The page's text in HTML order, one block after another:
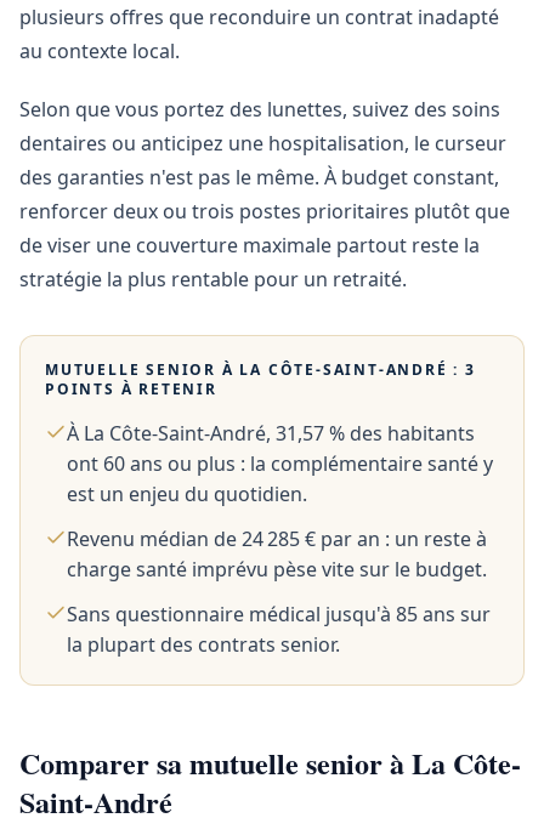
plusieurs offres que reconduire un contrat inadapté
au contexte local.
Selon que vous portez des lunettes, suivez des soins
dentaires ou anticipez une hospitalisation, le curseur
des garanties n'est pas le même. À budget constant,
renforcer deux ou trois postes prioritaires plutôt que
de viser une couverture maximale partout reste la
stratégie la plus rentable pour un retraité.
MUTUELLE SENIOR À LA CÔTE-SAINT-ANDRÉ : 3
POINTS À RETENIR
À La Côte-Saint-André, 31,57 % des habitants
ont 60 ans ou plus : la complémentaire santé y
est un enjeu du quotidien.
Revenu médian de 24 285 € par an : un reste à
charge santé imprévu pèse vite sur le budget.
Sans questionnaire médical jusqu'à 85 ans sur
la plupart des contrats senior.
Comparer sa mutuelle senior à La Côte-
Saint-André